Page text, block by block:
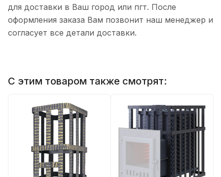
для доставки в Ваш город или пгт. После
оформления заказа Вам позвонит наш менеджер и
согласует все детали доставки.
С этим товаром также смотрят: